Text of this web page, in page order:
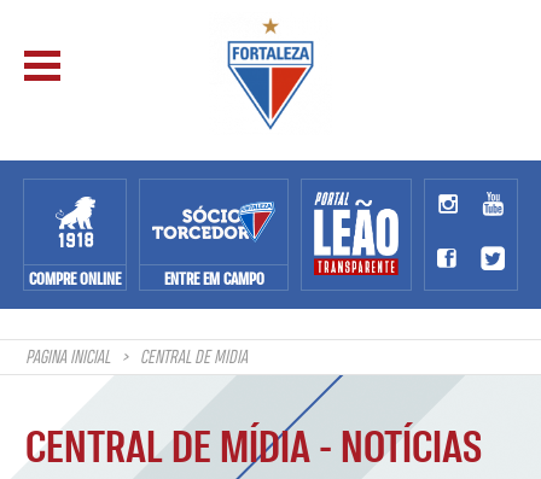
COMPRE ONLINE ENTRE EM CAMPO
PAGINA INICIAL CENTRAL DE MÍDIA
CENTRAL DE MÍDIA - NOTÍCIAS